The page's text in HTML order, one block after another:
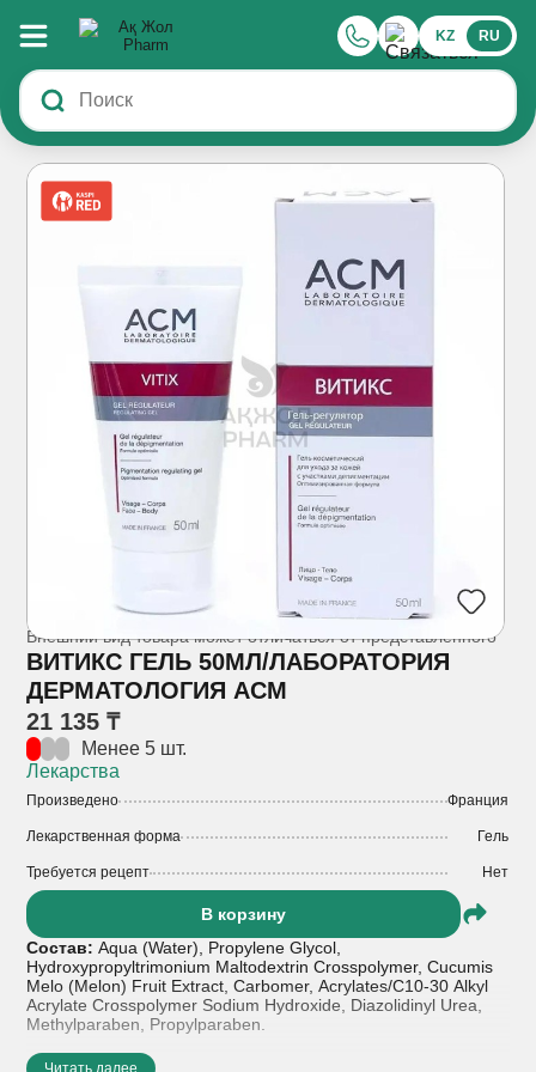
KZ RU
Внешний вид товара может отличаться от представленного
ВИТИКС ГЕЛЬ 50МЛ/ЛАБОРАТОРИЯ
ДЕРМАТОЛОГИЯ АСМ
21 135 ₸
Менее 5 шт.
Лекарства
Произведено Франция
Лекарственная форма Гель
Требуется рецепт Нет
В корзину
Состав:Aqua (Water), Propylene Glycol,
Hydroxypropyltrimonium Maltodextrin Crosspolymer, Cucumis
Melo (Melon) Fruit Extract, Carbomer, Acrylates/C10-30 Alkyl
Acrylate Crosspolymer Sodium Hydroxide, Diazolidinyl Urea,
Methylparaben, Propylparaben.
Показания к применению:
Читать далее